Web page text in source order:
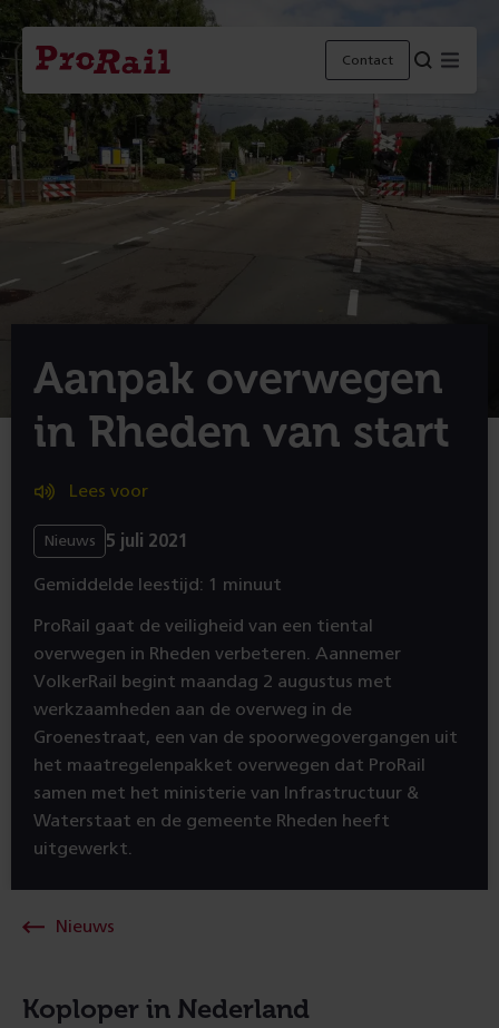
Navigatie
Homepage
ProRail
Contact
Aanpak overwegen
in Rheden van start
Lees voor
Nieuws 5 juli 2021
Gemiddelde leestijd: 1 minuut
ProRail gaat de veiligheid van een tiental
overwegen in Rheden verbeteren. Aannemer
VolkerRail begint maandag 2 augustus met
werkzaamheden aan de overweg in de
Groenestraat, een van de spoorwegovergangen uit
het maatregelenpakket overwegen dat ProRail
samen met het ministerie van Infrastructuur &
Waterstaat en de gemeente Rheden heeft
uitgewerkt.
Nieuws
Koploper in Nederland